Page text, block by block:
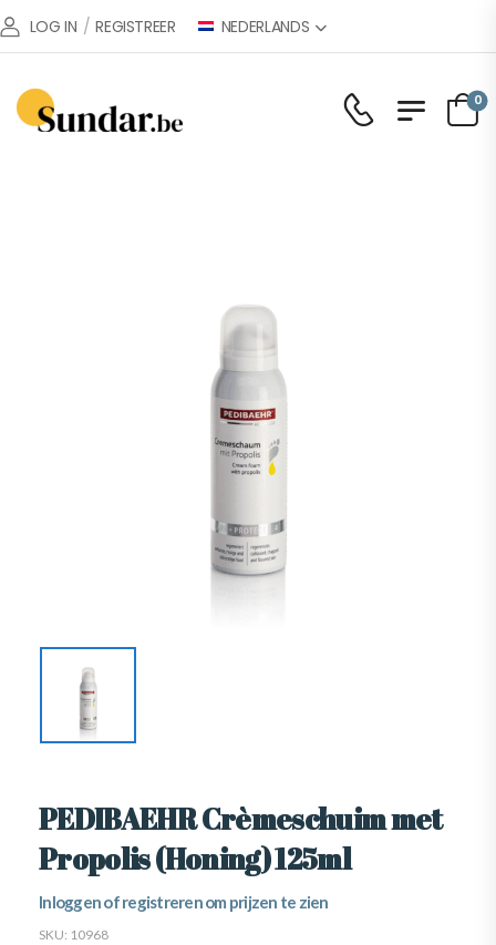
LOG IN / REGISTREER NEDERLANDS
0
PEDIBAEHR Crèmeschuim met
Propolis (Honing) 125ml
Inloggen of registreren om prijzen te zien
SKU: 10968